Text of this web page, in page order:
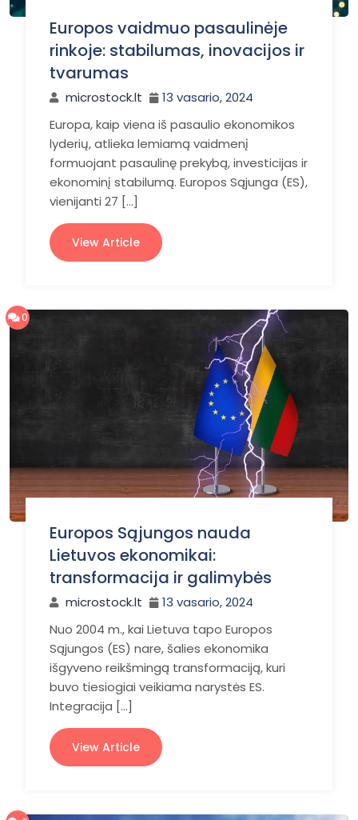
Europos vaidmuo pasaulinėje
rinkoje: stabilumas, inovacijos ir
tvarumas
microstock.lt
13 vasario, 2024
Europa, kaip viena iš pasaulio ekonomikos
lyderių, atlieka lemiamą vaidmenį
formuojant pasaulinę prekybą, investicijas ir
ekonominį stabilumą. Europos Sąjunga (ES),
vienijanti 27 […]
View Article
0
Europos Sąjungos nauda
Lietuvos ekonomikai:
transformacija ir galimybės
microstock.lt
13 vasario, 2024
Nuo 2004 m., kai Lietuva tapo Europos
Sąjungos (ES) nare, šalies ekonomika
išgyveno reikšmingą transformaciją, kuri
buvo tiesiogiai veikiama narystės ES.
Integracija […]
View Article